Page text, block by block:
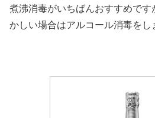
煮沸消毒がいちばんおすすめで
かしい場合はアルコール消毒をし